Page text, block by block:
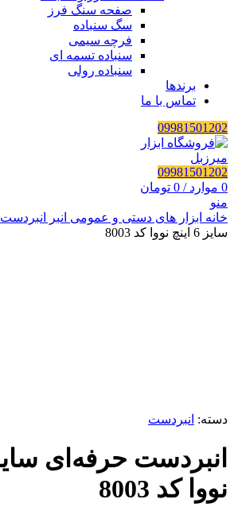
صفحه سنگ فرز
سگ سنباده
فرچه سیمی
سنباده تسمه ای
سنباده رولی
برندها
تماس با ما
09981501202
09981501202
0 موارد /
0 تومان
منو
خانه ابزار های دستی و عمومی انبر انبردست
سایز 6 اینچ نووا کد 8003
دسته: انبردست
نووا کد 8003